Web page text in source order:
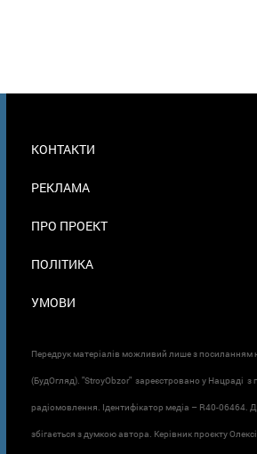
В
КОНТАКТИ
РЕКЛАМА
ПРО ПРОЕКТ
ПОЛІТИКА
УМОВИ
Передрук матеріалів можливий лише з посиланням
(БудОгляд). "StroyObzor" зареєстровано у Нацраді з
радіомовлення. Ідентифікатор медіа – R40-06464.
збігається з думкою автора. Керівник проєкту